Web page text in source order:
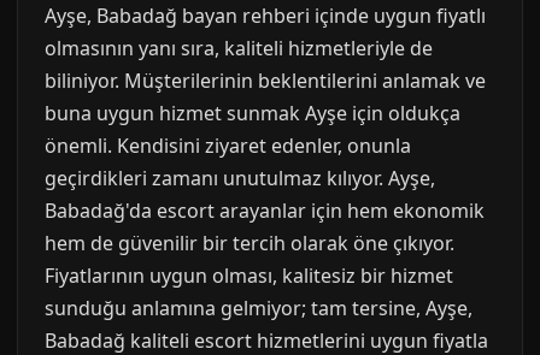
Ayşe, Babadağ bayan rehberi içinde uygun fiyatlı
olmasının yanı sıra, kaliteli hizmetleriyle de
biliniyor. Müşterilerinin beklentilerini anlamak ve
buna uygun hizmet sunmak Ayşe için oldukça
önemli. Kendisini ziyaret edenler, onunla
geçirdikleri zamanı unutulmaz kılıyor. Ayşe,
Babadağ'da escort arayanlar için hem ekonomik
hem de güvenilir bir tercih olarak öne çıkıyor.
Fiyatlarının uygun olması, kalitesiz bir hizmet
sunduğu anlamına gelmiyor; tam tersine, Ayşe,
Babadağ kaliteli escort hizmetlerini uygun fiyatla